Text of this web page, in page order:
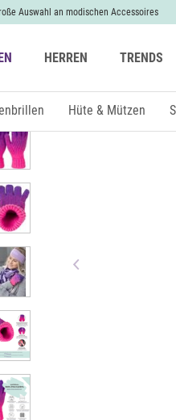
Auswahl an modischen Accessoires
HERREN TRENDS
Hüte & Mützen